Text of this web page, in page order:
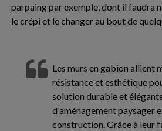
parpaing par exemple, dont il faudra
le crépi et le changer au bout de
Les murs en gabion allient
résistance et esthétique
solution durable et
d'aménagement paysager
construction. Grâce à leur